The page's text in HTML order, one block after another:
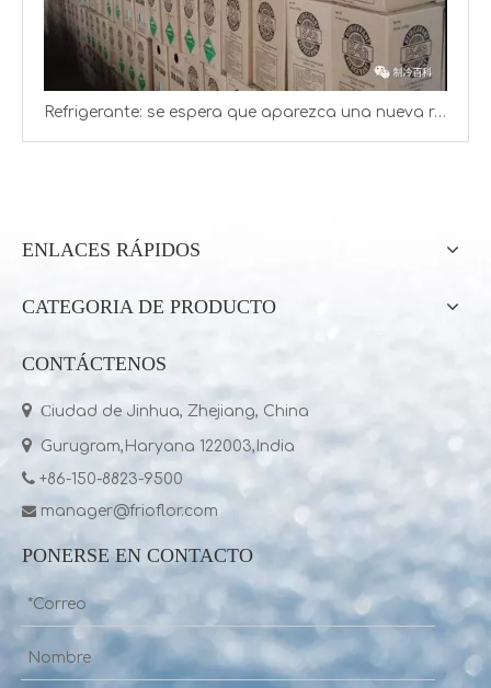
Refrigerante: se espera que aparezca una nueva ronda de aumentos de precios
ENLACES RÁPIDOS
CATEGORIA DE PRODUCTO
CONTÁCTENOS
 Ciudad de Jinhua, Zhejiang, China
 Gurugram,Haryana 122003,India
 +86-150-8823-9500
 manager@frioflor.com
PONERSE EN CONTACTO